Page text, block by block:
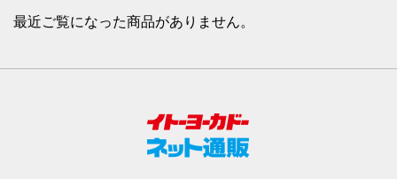
最近ご覧になった商品がありません。